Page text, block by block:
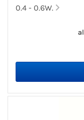
0.4 - 0.6W.